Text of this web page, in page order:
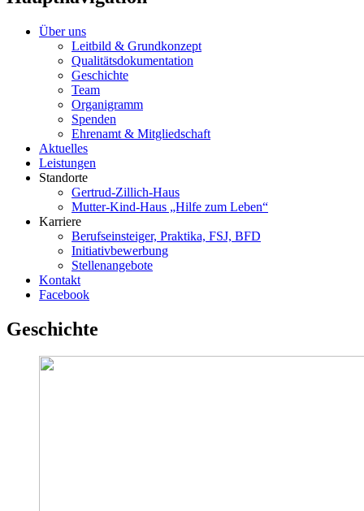
Über uns
Leitbild & Grundkonzept
Qualitätsdokumentation
Geschichte
Team
Organigramm
Spenden
Ehrenamt & Mitgliedschaft
Aktuelles
Leistungen
Standorte
Gertrud-Zillich-Haus
Mutter-Kind-Haus „Hilfe zum Leben“
Karriere
Berufseinsteiger, Praktika, FSJ, BFD
Initiativbewerbung
Stellenangebote
Kontakt
Facebook
Geschichte